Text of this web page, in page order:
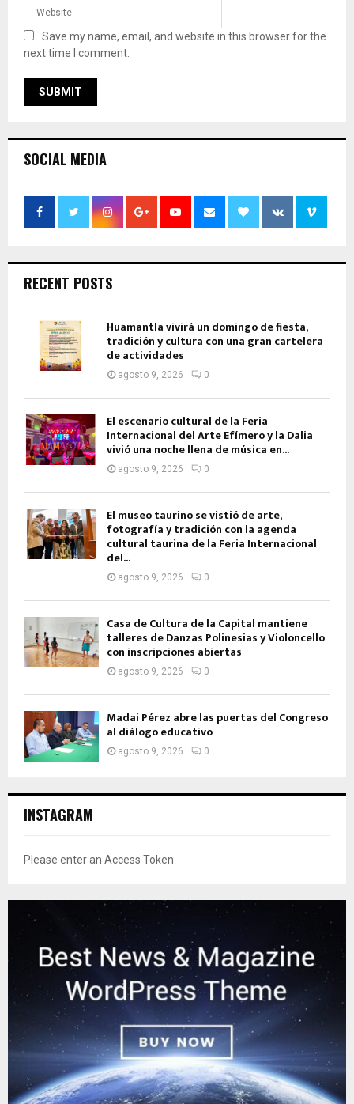
Save my name, email, and website in this browser for the
next time I comment.
SOCIAL MEDIA
RECENT POSTS
Huamantla vivirá un domingo de fiesta,
tradición y cultura con una gran cartelera
de actividades
agosto 9, 2026 0
El escenario cultural de la Feria
Internacional del Arte Efímero y la Dalia
vivió una noche llena de música en...
agosto 9, 2026 0
El museo taurino se vistió de arte,
fotografía y tradición con la agenda
cultural taurina de la Feria Internacional
del...
agosto 9, 2026 0
Casa de Cultura de la Capital mantiene
talleres de Danzas Polinesias y Violoncello
con inscripciones abiertas
agosto 9, 2026 0
Madai Pérez abre las puertas del Congreso
al diálogo educativo
agosto 9, 2026 0
INSTAGRAM
Please enter an Access Token